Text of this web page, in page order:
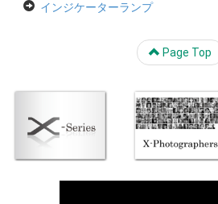
インジケーターランプ
Page Top